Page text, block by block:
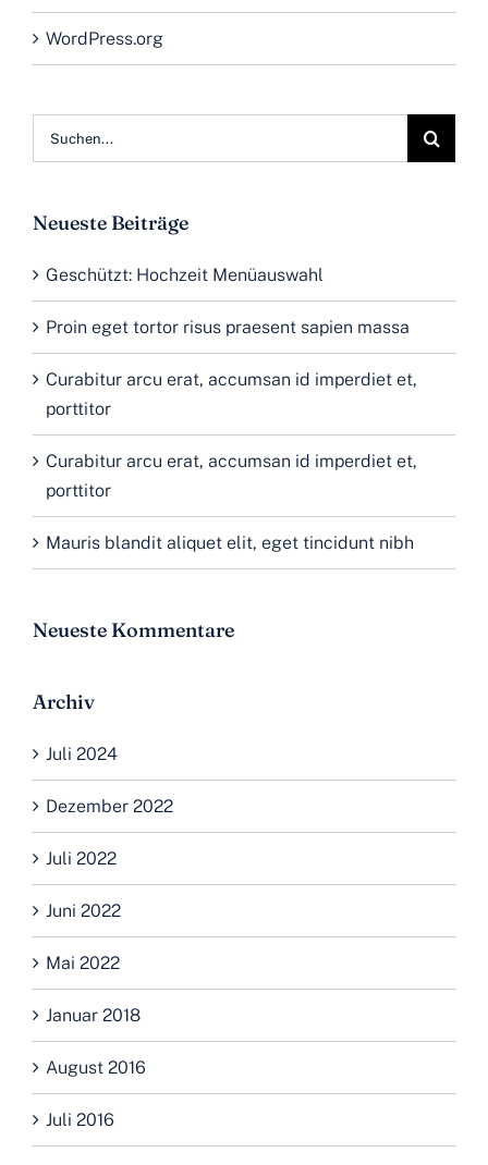
WordPress.org
Suche
nach:
Neueste Beiträge
Geschützt: Hochzeit Menüauswahl
Proin eget tortor risus praesent sapien massa
Curabitur arcu erat, accumsan id imperdiet et,
porttitor
Curabitur arcu erat, accumsan id imperdiet et,
porttitor
Mauris blandit aliquet elit, eget tincidunt nibh
Neueste Kommentare
Archiv
Juli 2024
Dezember 2022
Juli 2022
Juni 2022
Mai 2022
Januar 2018
August 2016
Juli 2016